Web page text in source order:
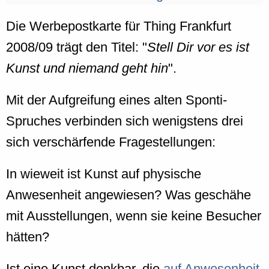
Die Werbepostkarte für Thing Frankfurt
2008/09 trägt den Titel: "Stell Dir vor es ist
Kunst und niemand geht hin".
Mit der Aufgreifung eines alten Sponti-
Spruches verbinden sich wenigstens drei
sich verschärfende Fragestellungen:
In wieweit ist Kunst auf physische
Anwesenheit angewiesen? Was geschähe
mit Ausstellungen, wenn sie keine Besucher
hätten?